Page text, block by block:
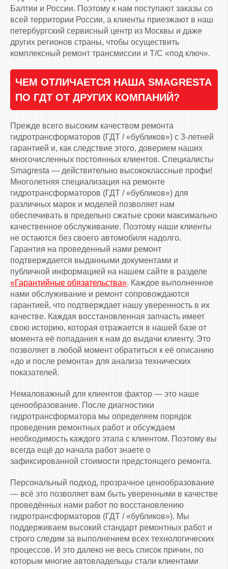
Балтии и России. Поэтому к нам поступают заказы со
всей территории России, а клиенты приезжают в наш
петербургский сервисный центр из Москвы и даже
других регионов страны, чтобы осуществить
комплексный ремонт трансмиссии и Т/С «под ключ».
ЧЕМ ОТЛИЧАЕТСЯ НАША SMAGRESTA
ПО ГДТ ОТ ДРУГИХ КОМПАНИЙ?
Прежде всего высоким качеством ремонта
гидротрансформаторов (ГДТ / «бубликов») с 3-летней
гарантией и, как следствие этого, доверием наших
многочисленных постоянных клиентов. Специалисты
Smagresta — действительно высококлассные профи!
Многолетняя специализация на ремонте
гидротрансформаторов (ГДТ / «бубликов») для
различных марок и моделей позволяет нам
обеспечивать в предельно сжатые сроки максимально
качественное обслуживание. Поэтому наши клиенты
не остаются без своего автомобиля надолго.
Гарантия на проведенный нами ремонт
подтверждается выданными документами и
публичной информацией на нашем сайте в разделе
«Гарантийные обязательства». Каждое выполненное
нами обслуживание и ремонт сопровождаются
гарантией, что подтверждает нашу уверенность в их
качестве. Каждая восстановленная запчасть имеет
свою историю, которая отражается в нашей базе от
момента её попадания к нам до выдачи клиенту. Это
позволяет в любой момент обратиться к её описанию
«до и после ремонта» для анализа технических
показателей.
Немаловажный для клиентов фактор — это наше
ценообразование. После диагностики
гидротрансформатора мы определяем порядок
проведения ремонтных работ и обсуждаем
необходимость каждого этапа с клиентом. Поэтому вы
всегда ещё до начала работ знаете о
зафиксированной стоимости предстоящего ремонта.
Персональный подход, прозрачное ценообразование
— всё это позволяет вам быть уверенными в качестве
проведённых нами работ по восстановлению
гидротрансформаторов (ГДТ / «бубликов»). Мы
поддерживаем высокий стандарт ремонтных работ и
строго следим за выполнением всех технологических
процессов. И это далеко не весь список причин, по
которым многие автовладельцы стали клиентами